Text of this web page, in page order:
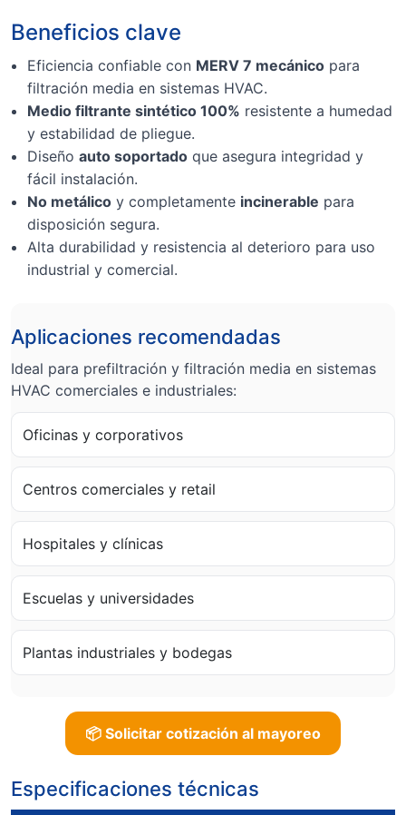
Beneficios clave
Eficiencia confiable con MERV 7 mecánico para
filtración media en sistemas HVAC.
Medio filtrante sintético 100% resistente a humedad
y estabilidad de pliegue.
Diseño auto soportado que asegura integridad y
fácil instalación.
No metálico y completamente incinerable para
disposición segura.
Alta durabilidad y resistencia al deterioro para uso
industrial y comercial.
Aplicaciones recomendadas
Ideal para prefiltración y filtración media en sistemas
HVAC comerciales e industriales:
Oficinas y corporativos
Centros comerciales y retail
Hospitales y clínicas
Escuelas y universidades
Plantas industriales y bodegas
📦 Solicitar cotización al mayoreo
Especificaciones técnicas